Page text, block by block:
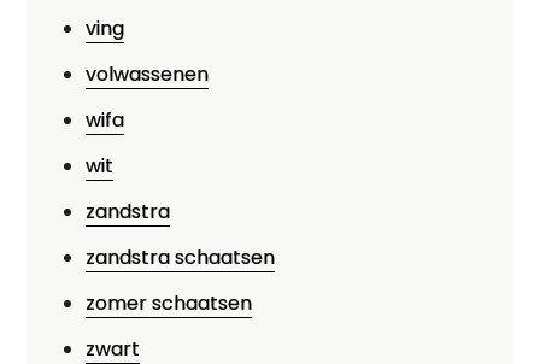
ving
volwassenen
wifa
wit
zandstra
zandstra schaatsen
zomer schaatsen
zwart